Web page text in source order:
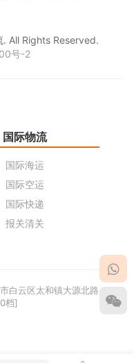
All Rights Reserved.
号-2
国际物流
国际海运
国际空运
国际快递
报关清关
白云区太和镇大源北路
档]